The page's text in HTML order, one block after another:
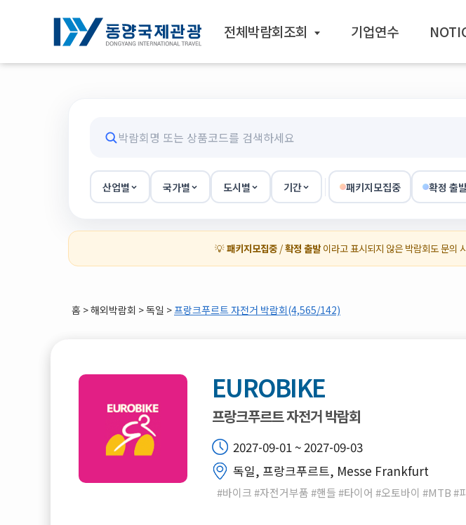
전체박람회조회 기업연수
산업별 국가별 도시별 기간 패키지모집중 확정 출
💡패키지모집중/확정 출발이라고 표시되지 않은 박람회도 문의
홈 >해외박람회 > 독일 >프랑크푸르트 자전거 박람회(4,565/142)
EUROBIKE
프랑크푸르트 자전거 박람회
2027-09-01 ~ 2027-09-03
독일, 프랑크푸르트, Messe Frankfurt
#바이크 #자전거부품 #핸들 #타이어 #오토바이 #MTB #